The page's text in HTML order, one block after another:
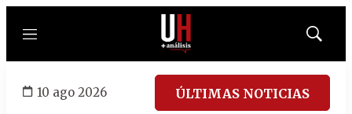
Menú
Mostrar
10 ago 2026 ÚLTIMAS NOTICIAS